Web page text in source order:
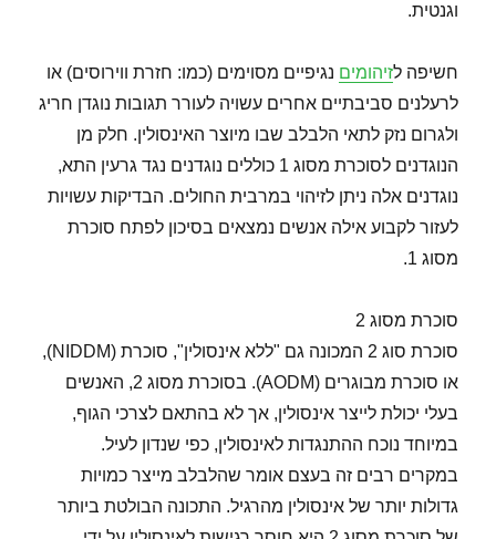
וגנטית.
חשיפה לזיהומים נגיפיים מסוימים (כמו: חזרת ווירוסים) או
לרעלנים סביבתיים אחרים עשויה לעורר תגובות נוגדן חריג
ולגרום נזק לתאי הלבלב שבו מיוצר האינסולין. חלק מן
הנוגדנים לסוכרת מסוג 1 כוללים נוגדנים נגד גרעין התא,
נוגדנים אלה ניתן לזיהוי במרבית החולים. הבדיקות עשויות
לעזור לקבוע אילה אנשים נמצאים בסיכון לפתח סוכרת
מסוג 1.
סוכרת מסוג 2
סוכרת סוג 2 המכונה גם "ללא אינסולין", סוכרת (NIDDM),
או סוכרת מבוגרים (AODM). בסוכרת מסוג 2, האנשים
בעלי יכולת לייצר אינסולין, אך לא בהתאם לצרכי הגוף,
במיוחד נוכח ההתנגדות לאינסולין, כפי שנדון לעיל.
במקרים רבים זה בעצם אומר שהלבלב מייצר כמויות
גדולות יותר של אינסולין מהרגיל. התכונה הבולטת ביותר